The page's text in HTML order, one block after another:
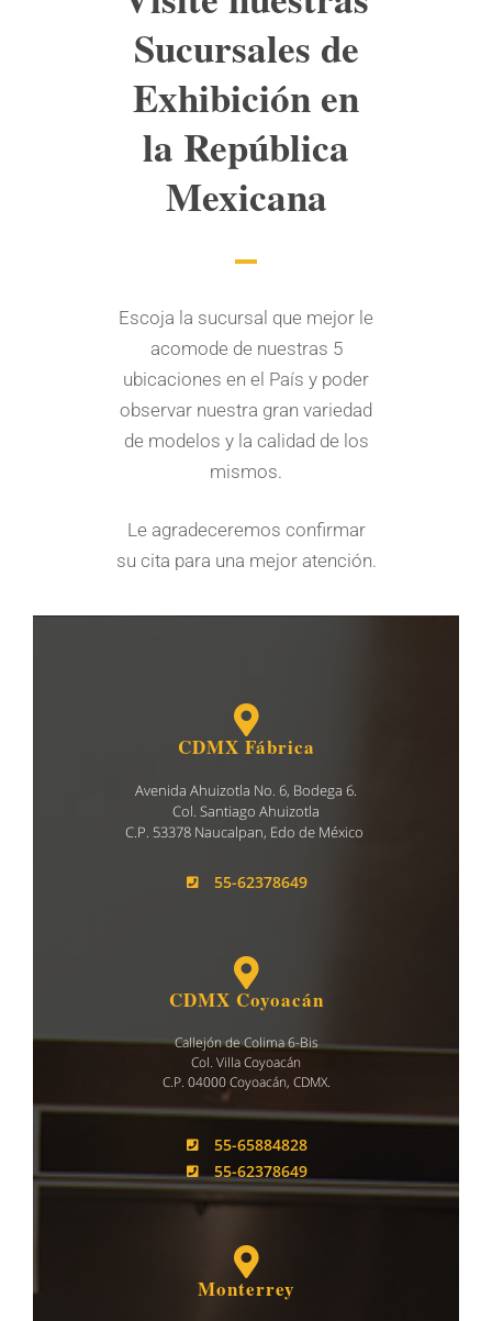
Sucursales de
Exhibición en
la República
Mexicana
Escoja la sucursal que mejor le
acomode de nuestras 5
ubicaciones en el País y poder
observar nuestra gran variedad
de modelos y la calidad de los
mismos.
Le agradeceremos confirmar
su cita para una mejor atención.
CDMX Fábrica
Avenida Ahuizotla No. 6, Bodega 6.
Col. Santiago Ahuizotla
C.P. 53378 Naucalpan, Edo de México
55-62378649
CDMX Coyoacán
Callejón de Colima 6-Bis
Col. Villa Coyoacán
C.P. 04000 Coyoacán, CDMX.
55-65884828
55-62378649
Monterrey